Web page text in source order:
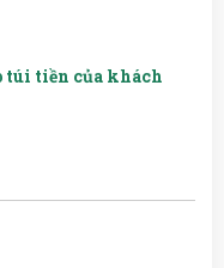
túi tiền của khách